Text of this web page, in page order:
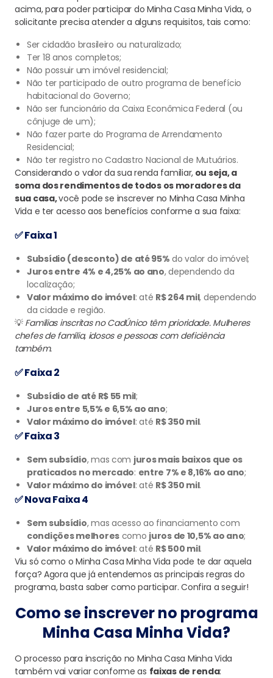
acima, para poder participar do Minha Casa Minha Vida, o
solicitante precisa atender a alguns requisitos, tais como:
Ser cidadão brasileiro ou naturalizado;
Ter 18 anos completos;
Não possuir um imóvel residencial;
Não ter participado de outro programa de benefício
habitacional do Governo;
Não ser funcionário da Caixa Econômica Federal (ou
cônjuge de um);
Não fazer parte do Programa de Arrendamento
Residencial;
Não ter registro no Cadastro Nacional de Mutuários.
Considerando o valor da sua renda familiar,ou seja, a
soma dos rendimentos de todos os moradores da
sua casa,você pode se inscrever no Minha Casa Minha
Vida e ter acesso aos benefícios conforme a sua faixa:
✅ Faixa 1
Subsídio (desconto) de até 95% do valor do imóvel;
Juros entre 4% e 4,25% ao ano, dependendo da
localização;
Valor máximo do imóvel: até R$ 264 mil, dependendo
da cidade e região.
💡 Famílias inscritas no CadÚnico têm prioridade. Mulheres
chefes de família, idosos e pessoas com deficiência
também.
✅ Faixa 2
Subsídio de até R$ 55 mil;
Juros entre 5,5% e 6,5% ao ano;
Valor máximo do imóvel: até R$ 350 mil.
✅ Faixa 3
Sem subsídio, mas com juros mais baixos que os
praticados no mercado: entre 7% e 8,16% ao ano;
Valor máximo do imóvel: até R$ 350 mil.
✅ Nova Faixa 4
Sem subsídio, mas acesso ao financiamento com
condições melhorescomo juros de 10,5% ao ano;
Valor máximo do imóvel: até R$ 500 mil.
Viu só como o Minha Casa Minha Vida pode te dar aquela
força? Agora que já entendemos as principais regras do
programa, basta saber como participar. Confira a seguir!
Como se inscrever no programa
Minha Casa Minha Vida?
O processo para inscrição no Minha Casa Minha Vida
também vai variar conforme as faixas de renda: